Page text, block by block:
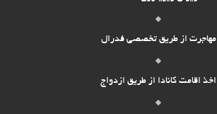
مهاجرت از طریق تخصصی فدرال
اخذ اقامت کانادا از طریق ازدواج